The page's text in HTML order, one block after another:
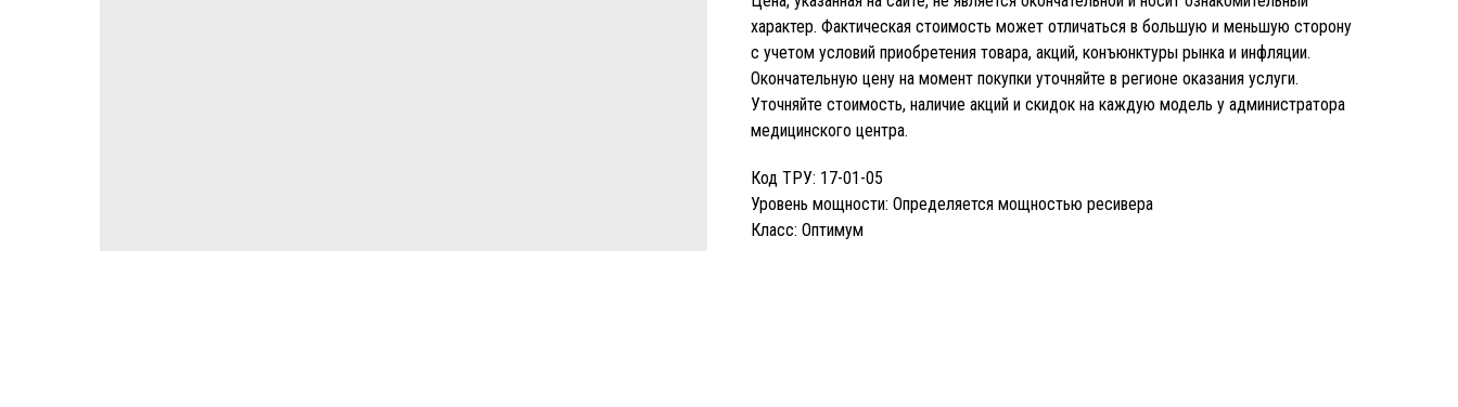
характер. Фактическая стоимость может отличаться в большую и меньшую сторону
с учетом условий приобретения товара, акций, конъюнктуры рынка и инфляции.
Окончательную цену на момент покупки уточняйте в регионе оказания услуги.
Уточняйте стоимость, наличие акций и скидок на каждую модель у администратора
медицинского центра.
Код ТРУ: 17-01-05
Уровень мощности: Определяется мощностью ресивера
Класс: Оптимум